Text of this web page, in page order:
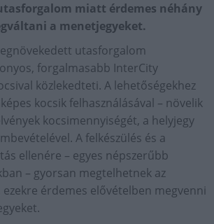
miatt érdemes néhány
a menetjegyeket.
utasforgalom
forgalmasabb InterCity
közlekedteti. A lehetőségekhez
kocsik felhasználásával – növelik
kocsimennyiségét, a helyjegy
A felkészülés és a
ellenére – egyes népszerűbb
– gyorsan megtelhetnek az
érdemes elővételben megvenni